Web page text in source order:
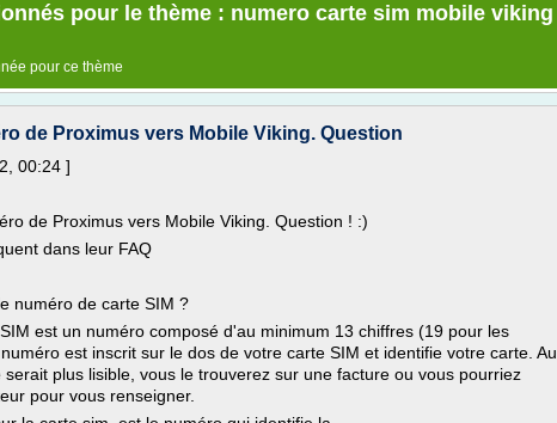
pour le thème : numero carte sim mobile viking
pour ce thème
de Proximus vers Mobile Viking. Question
00:24 ]
de Proximus vers Mobile Viking. Question ! :)
dans leur FAQ
numéro de carte SIM ?
est un numéro composé d'au minimum 13 chiffres (19 pour les
est inscrit sur le dos de votre carte SIM et identifie votre carte. Au
plus lisible, vous le trouverez sur une facture ou vous pourriez
pour vous renseigner.